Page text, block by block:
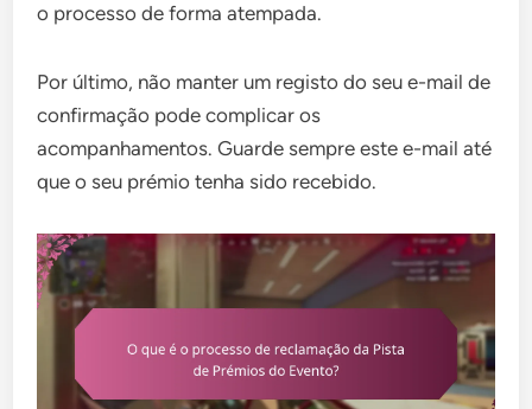
o processo de forma atempada.
Por último, não manter um registo do seu e-mail de
confirmação pode complicar os
acompanhamentos. Guarde sempre este e-mail até
que o seu prémio tenha sido recebido.